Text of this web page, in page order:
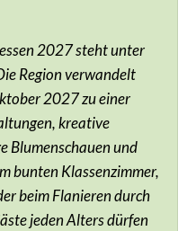
2027 steht unter
Region verwandelt
2027 zu einer
kreative
Blumenschauen und
bunten Klassenzimmer,
beim Flanieren durch
jeden Alters dürfen